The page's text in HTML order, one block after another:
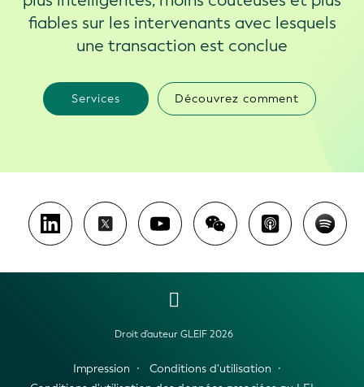
fiables sur les intervenants avec lesquels
une transaction est conclue
Services Découvrez comment
Droit d'auteur GLEIF 2026
Impression
Conditions d'utilisation